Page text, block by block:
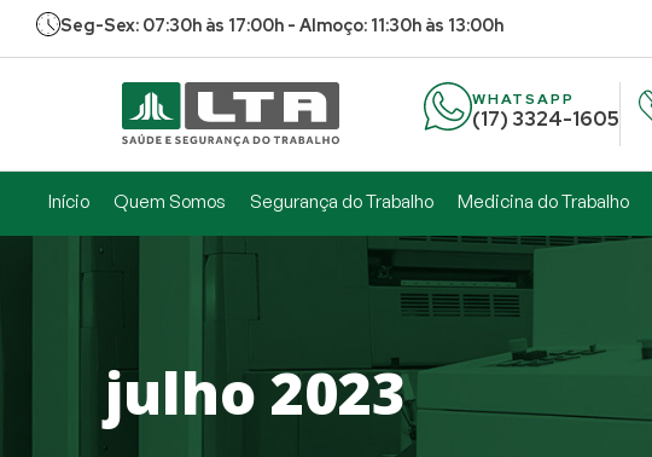
Seg-Sex: 07:30h às 17:00h - Almoço: 11:30h às 13:00h
WHATSAPP
(17) 3324-1605
Início Quem Somos Segurança do Trabalho Medicina do Trabalho
julho 2023